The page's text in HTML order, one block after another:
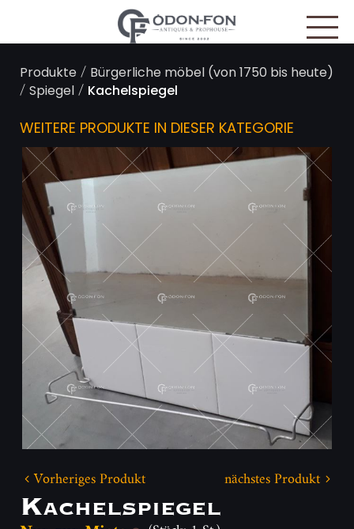
Produkte/ Bürgerliche möbel (von 1750 bis heute)
/Spiegel/ Kachelspiegel
WEITERE PRODUKTE IN DIESER KATEGORIE
Vorheriges Produkt nächstes Produkt
Kachelspiegel